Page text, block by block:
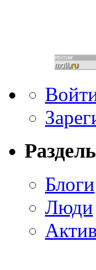
Блоги
Люди